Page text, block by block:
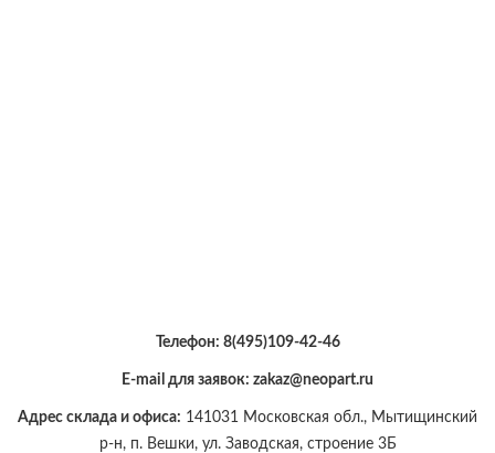
Телефон: 8(495)109-42-46
E-mail для заявок: zakaz@neopart.ru
Адрес склада и офиса: 141031 Московская обл., Мытищинский
р-н, п. Вешки, ул. Заводская, строение 3Б